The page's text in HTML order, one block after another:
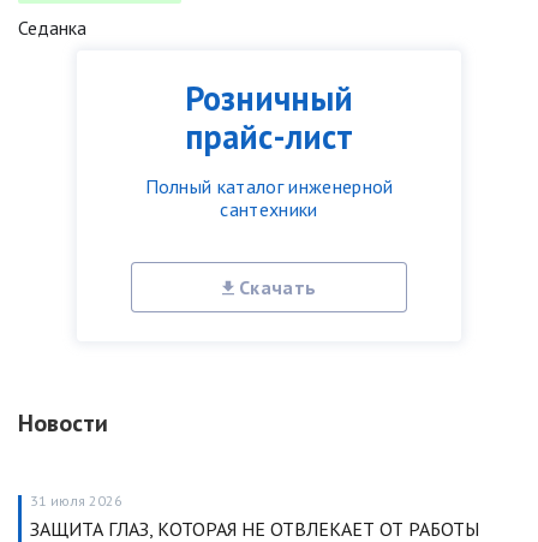
Розничный
прайс-лист
Полный каталог инженерной
сантехники
Скачать
Новости
31 июля 2026
ЗАЩИТА ГЛАЗ, КОТОРАЯ НЕ ОТВЛЕКАЕТ ОТ РАБОТЫ
Седанка